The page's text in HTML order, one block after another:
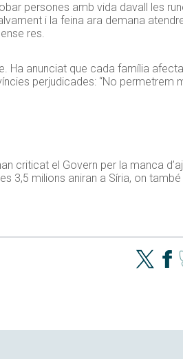
persones amb vida davall les
i la feina ara demana
res.
Ha anunciat que cada família
perjudicades: “No permetrem
criticat el Govern per la manca
3,5 milions aniran a Síria, on